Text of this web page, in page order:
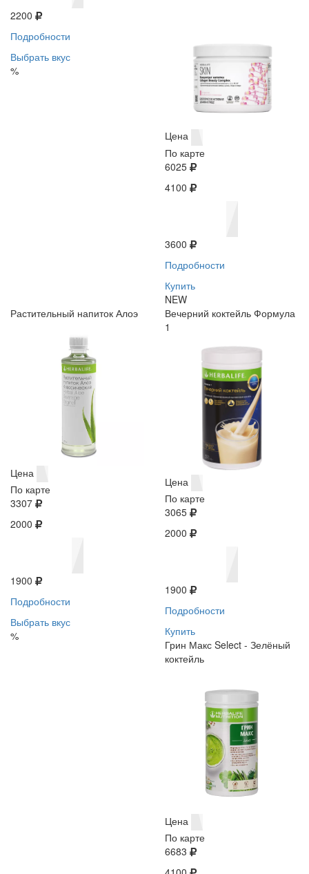
2200
Подробности
Выбрать вкус
%
Цена
По карте
6025
4100
3600
Подробности
Купить
NEW
Растительный напиток Алоэ
Цена
По карте
3307
2000
1900
Подробности
Выбрать вкус
%
Вечерний коктейль Формула
1
Цена
По карте
3065
2000
1900
Подробности
Купить
Грин Макс Select - Зелёный
коктейль
Цена
По карте
6683